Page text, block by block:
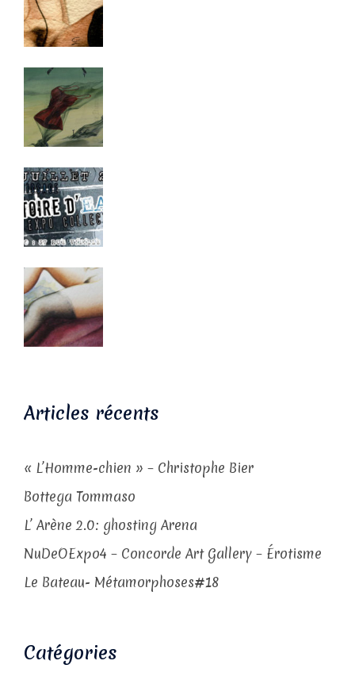
Articles récents
« L’Homme-chien » – Christophe Bier
Bottega Tommaso
L’ Arène 2.0: ghosting Arena
NuDeOExpo4 – Concorde Art Gallery – Érotisme
Le Bateau- Métamorphoses#18
Catégories